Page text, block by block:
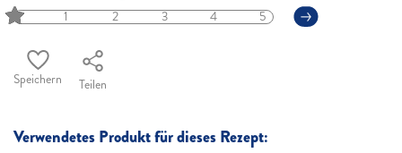
1 2 3 4 5
Speichern Teilen
Verwendetes Produkt für dieses Rezept: